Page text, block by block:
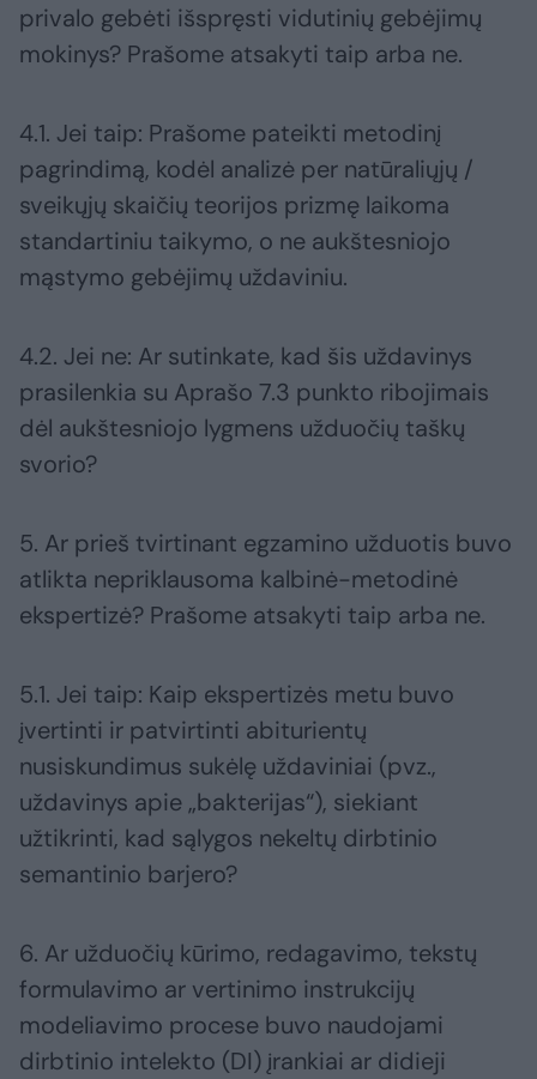
privalo gebėti išspręsti vidutinių gebėjimų
mokinys? Prašome atsakyti taip arba ne.
4.1. Jei taip: Prašome pateikti metodinį
pagrindimą, kodėl analizė per natūraliųjų /
sveikųjų skaičių teorijos prizmę laikoma
standartiniu taikymo, o ne aukštesniojo
mąstymo gebėjimų uždaviniu.
4.2. Jei ne: Ar sutinkate, kad šis uždavinys
prasilenkia su Aprašo 7.3 punkto ribojimais
dėl aukštesniojo lygmens užduočių taškų
svorio?
5. Ar prieš tvirtinant egzamino užduotis buvo
atlikta nepriklausoma kalbinė-metodinė
ekspertizė? Prašome atsakyti taip arba ne.
5.1. Jei taip: Kaip ekspertizės metu buvo
įvertinti ir patvirtinti abiturientų
nusiskundimus sukėlę uždaviniai (pvz.,
uždavinys apie „bakterijas“), siekiant
užtikrinti, kad sąlygos nekeltų dirbtinio
semantinio barjero?
6. Ar užduočių kūrimo, redagavimo, tekstų
formulavimo ar vertinimo instrukcijų
modeliavimo procese buvo naudojami
dirbtinio intelekto (DI) įrankiai ar didieji